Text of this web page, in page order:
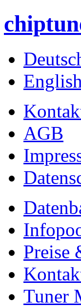
English
AGB
Preise
Tuner